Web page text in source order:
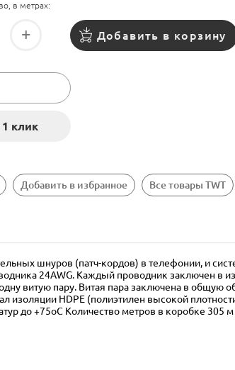
в метрах:
+ Добавить в корзину
Добавить в избранное Все товары TWT
шнуров (патч-кордов) в телефонии, и
24AWG. Каждый проводник заключен в
витую пару. Витая пара заключена в общую
HDPE (полиэтилен высокой
до +75oС Количество метров в коробке 305